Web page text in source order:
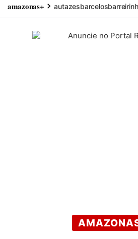
amazonas+ autazesbarcelos